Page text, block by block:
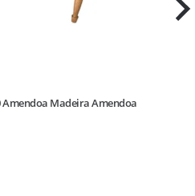
Amendoa Madeira Amendoa